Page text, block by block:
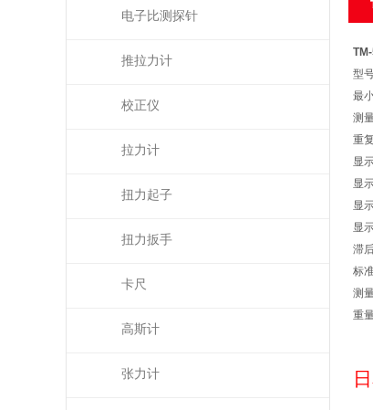
电子比测探针
推拉力计
校正仪
拉力计
扭力起子
扭力扳手
卡尺
高斯计
张力计
型
最
测
重
显
显
显
显
滞
标
测
重